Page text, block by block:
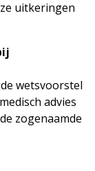
uitkeringen
wetsvoorstel
advies
zogenaamde